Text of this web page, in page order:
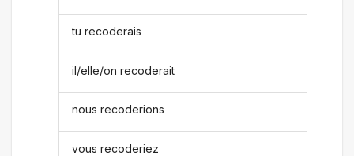
tu recoderais
il/elle/on recoderait
nous recoderions
vous recoderiez